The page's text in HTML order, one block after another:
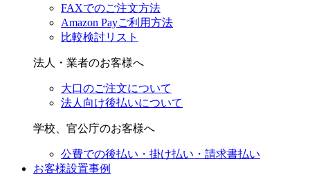
FAXでのご注文方法
Amazon Payご利用方法
比較検討リスト
法人・業者のお客様へ
大口のご注文について
法人向け後払いについて
学校、官公庁のお客様へ
公費での後払い・掛け払い・請求書払い
お客様設置事例